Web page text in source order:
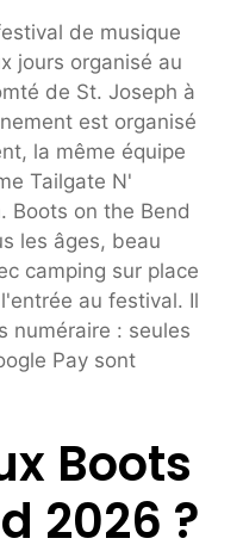
de musique
jours organisé au
de St. Joseph à
est organisé
la même équipe
Tailgate N'
Boots on the Bend
les âges, beau
camping sur place
au festival. Il
numéraire : seules
Pay sont
Boots
2026 ?